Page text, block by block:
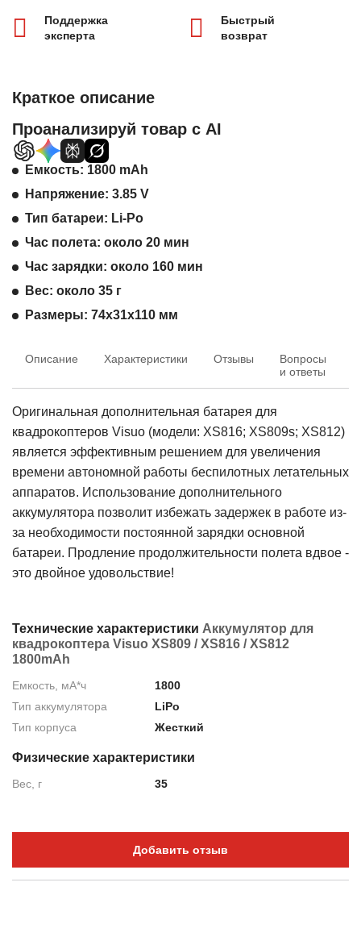
Поддержка
эксперта
Быстрый
возврат
Краткое описание
Проанализируй товар с AI
Емкость: 1800 mAh
Напряжение: 3.85 V
Тип батареи: Li-Po
Час полета: около 20 мин
Час зарядки: около 160 мин
Вес: около 35 г
Размеры: 74x31x110 мм
Описание Характеристики Отзывы
Вопросы
и ответы
Оригинальная дополнительная батарея для
квадрокоптеров Visuo (модели: XS816; XS809s; XS812)
является эффективным решением для увеличения
времени автономной работы беспилотных летательных
аппаратов. Использование дополнительного
аккумулятора позволит избежать задержек в работе из-
за необходимости постоянной зарядки основной
батареи. Продление продолжительности полета вдвое -
это двойное удовольствие!
Технические характеристики Аккумулятор для
квадрокоптера Visuo XS809 / XS816 / XS812
1800mAh
Емкость, мА*ч
1800
Тип аккумулятора
LiPo
Тип корпуса
Жесткий
Физические характеристики
Вес, г 35
Добавить отзыв